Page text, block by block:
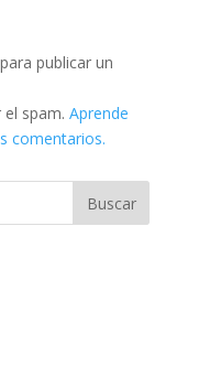
para publicar un
spam. Aprende
comentarios.